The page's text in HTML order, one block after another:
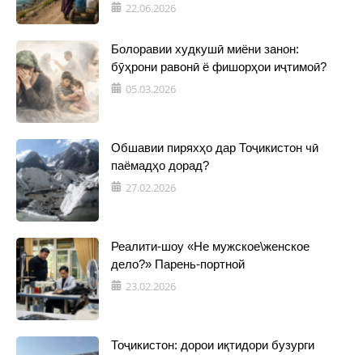
22.06.2026
Болоравии худкушӣ миёни занон:
бӯҳрони равонӣ ё фишорҳои иҷтимоӣ?
05.03.2026
Обшавии пиряхҳо дар Тоҷикистон чӣ
паёмадҳо дорад?
27.02.2026
Реалити-шоу «Не мужское\женское
дело?» Парень-портной
23.02.2026
Тоҷикистон: дорои иқтидори бузурги